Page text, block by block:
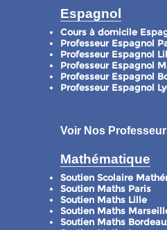
Espagnol
Cours à domicile
Professeur Espagnol
Professeur Espagnol
Professeur Espagnol
Professeur Espagnol
Professeur Espagnol
Voir Nos
Mathématique
Soutien Scolaire
Soutien Maths Paris
Soutien Maths Lille
Soutien Maths
Soutien Maths